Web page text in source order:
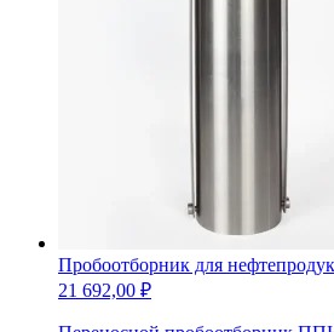
Пробоотборник для
21 692,00 ₽